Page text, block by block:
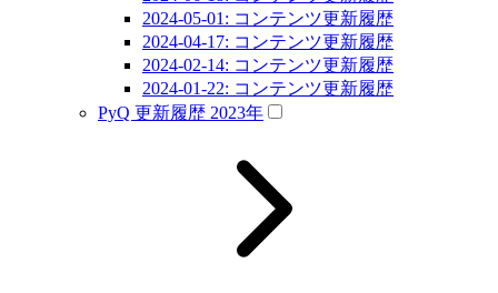
2024-05-01: コンテンツ更新履歴
2024-04-17: コンテンツ更新履歴
2024-02-14: コンテンツ更新履歴
2024-01-22: コンテンツ更新履歴
PyQ 更新履歴 2023年